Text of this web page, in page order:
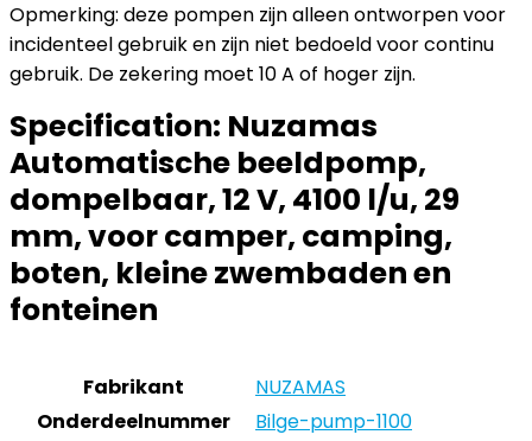
Opmerking: deze pompen zijn alleen ontworpen voor
incidenteel gebruik en zijn niet bedoeld voor continu
gebruik. De zekering moet 10 A of hoger zijn.
Specification: Nuzamas
Automatische beeldpomp,
dompelbaar, 12 V, 4100 l/u, 29
mm, voor camper, camping,
boten, kleine zwembaden en
fonteinen
Fabrikant
‎NUZAMAS
Onderdeelnummer
‎Bilge-pump-1100